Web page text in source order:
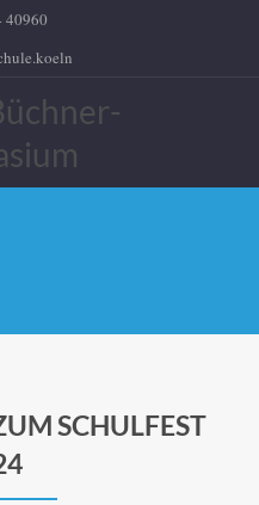
40960
SCHULFEST